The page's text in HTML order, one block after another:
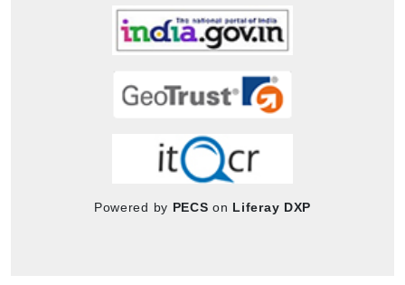
Powered by PECS on Liferay DXP